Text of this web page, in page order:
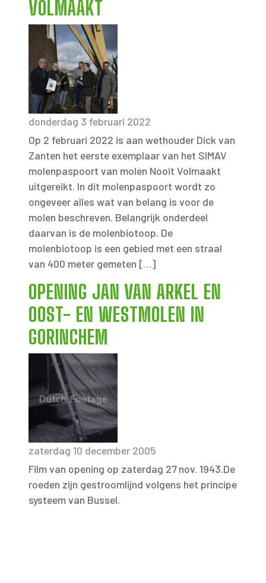
VOLMAAKT
donderdag 3 februari 2022
Op 2 februari 2022 is aan wethouder Dick van
Zanten het eerste exemplaar van het SIMAV
molenpaspoort van molen Nooit Volmaakt
uitgereikt. In dit molenpaspoort wordt zo
ongeveer alles wat van belang is voor de
molen beschreven. Belangrijk onderdeel
daarvan is de molenbiotoop. De
molenbiotoop is een gebied met een straal
van 400 meter gemeten […]
OPENING JAN VAN ARKEL EN
OOST- EN WESTMOLEN IN
GORINCHEM
zaterdag 10 december 2005
Film van opening op zaterdag 27 nov. 1943.De
roeden zijn gestroomlijnd volgens het principe
systeem van Bussel.